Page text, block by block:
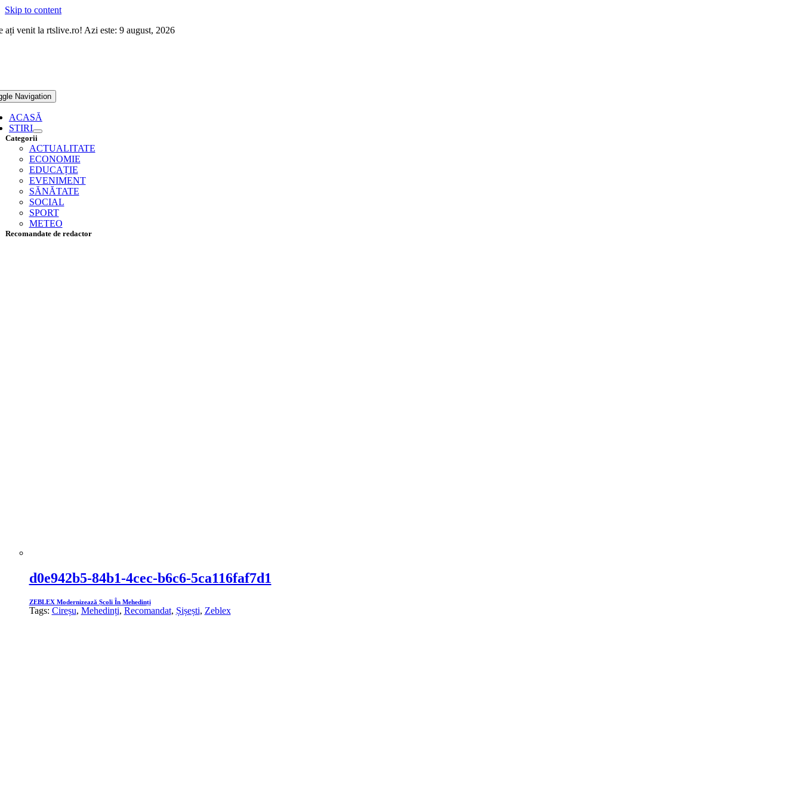
Skip to content
ați venit la rtslive.ro! Azi este: 9 august, 2026
Navigation
ACASĂ
STIRI
Categorii
ACTUALITATE
ECONOMIE
EDUCAȚIE
EVENIMENT
SĂNĂTATE
SOCIAL
SPORT
METEO
Recomandate de redactor
d0e942b5-84b1-4cec-b6c6-5ca116faf7d1
ZEBLEX Modernizează Școli În Mehedinți
Tags: Cireșu, Mehedinți, Recomandat, Șișești, Zeblex